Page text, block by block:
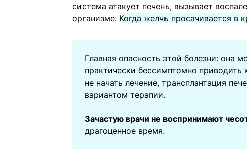
система атакует печень, вызывает
организме. Когда желчь просачивается в
Главная опасность этой болезни: она
практически бессимптомно
не начать лечение, трансплантация
вариантом терапии.
Зачастую врачи не воспринимают
драгоценное время.